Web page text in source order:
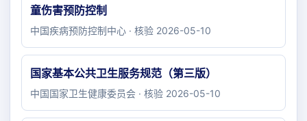
童伤害预防控制
中国疾病预防控制中心 · 核验 2026-05-10
国家基本公共卫生服务规范（第三版）
中国国家卫生健康委员会 · 核验 2026-05-10